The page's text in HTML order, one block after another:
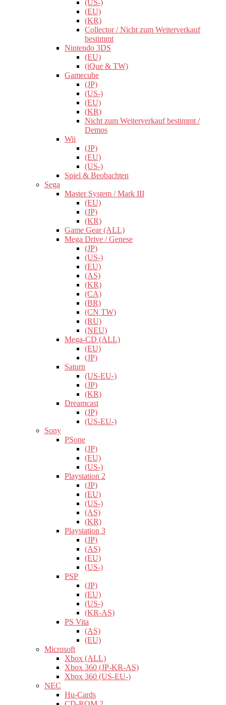
(US-)
(EU)
(KR)
Collector / Nicht zum Weiterverkauf
bestimmt
Nintendo 3DS
(EU)
(iQue & TW)
Gamecube
(JP)
(US-)
(EU)
(KR)
Nicht zum Weiterverkauf bestimmt /
Demos
Wii
(JP)
(EU)
(US-)
Spiel & Beobachten
Sega
Master System / Mark III
(EU)
(JP)
(KR)
Game Gear (ALL)
Mega Drive / Genese
(JP)
(US-)
(EU)
(AS)
(KR)
(CA)
(BR)
(CN TW)
(RU)
(NEU)
Mega-CD (ALL)
(EU)
(JP)
Saturn
(US-EU-)
(JP)
(KR)
Dreamcast
(JP)
(US-EU-)
Sony
PSone
(JP)
(EU)
(US-)
Playstation 2
(JP)
(EU)
(US-)
(AS)
(KR)
Playstation 3
(JP)
(AS)
(EU)
(US-)
PSP
(JP)
(EU)
(US-)
(KR-AS)
PS Vita
(AS)
(EU)
Microsoft
Xbox (ALL)
Xbox 360 (JP-KR-AS)
Xbox 360 (US-EU-)
NEC
Hu-Cards